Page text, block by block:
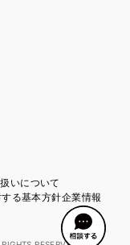
いについて
る基本方針企業情報